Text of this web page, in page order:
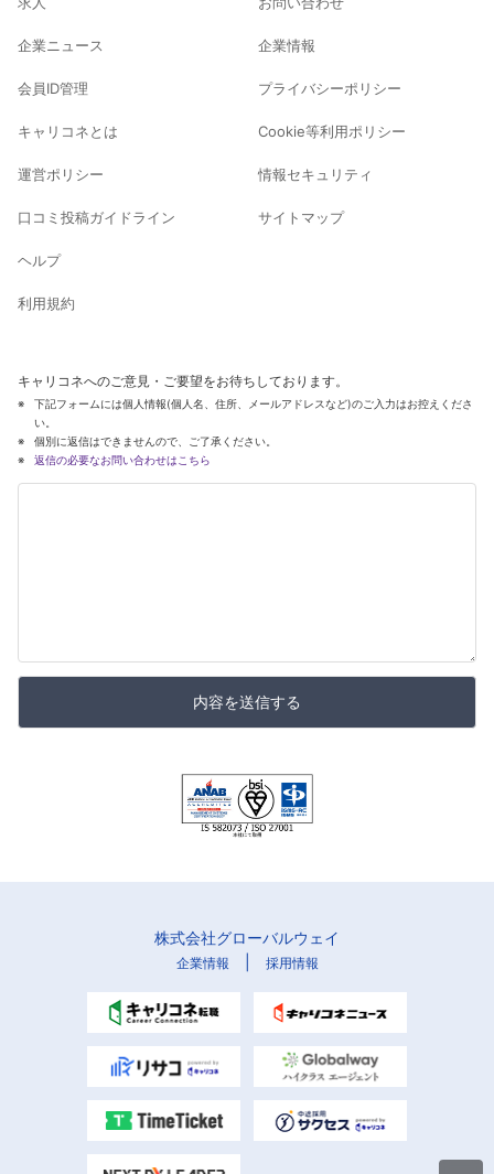
企業ニュース
会員ID管理
キャリコネとは
運営ポリシー
口コミ投稿ガイドライン
ヘルプ
利用規約
企業情報
プライバシーポリシー
Cookie等利用ポリシー
情報セキュリティ
サイトマップ
キャリコネへのご意見・ご要望をお待ちしております。
下記フォームには個人情報(個人名、住所、メールアドレスなど)のご入力はお控えくださ
い。
個別に返信はできませんので、ご了承ください。
返信の必要なお問い合わせはこちら
内容を送信する
株式会社グローバルウェイ
企業情報 採用情報